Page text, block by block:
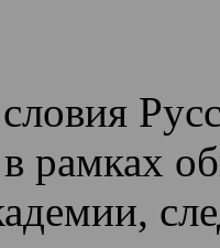
в рамках